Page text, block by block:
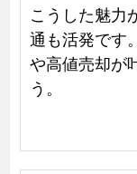
こうした魅力
通も活発です
や高値売却が
う。